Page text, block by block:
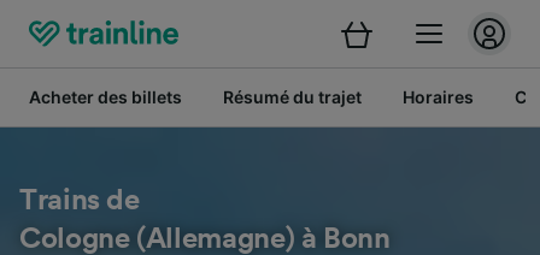
Acheter des billets Résumé du trajet Horaires
Trains de
Cologne (Allemagne) à Bonn